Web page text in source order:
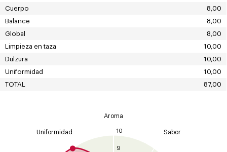
Cuerpo
8,00
Balance
8,00
Global
8,00
Limpieza en taza
10,00
Dulzura
10,00
Uniformidad
10,00
TOTAL
87,00
10
9
Aroma
Sabor
Uniformidad